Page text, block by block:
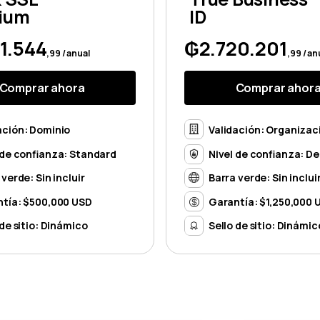
,99 / anual
ahora
Dominio
confianza: Standard
Sin incluir
$500,000 USD
sitio: Dinámico
ID
₲2.720.201,99 /
Comprar
Validación:
Nivel de confianza:
Barra verde: Sin
Garantía: $1,250,000
Sello de sitio: